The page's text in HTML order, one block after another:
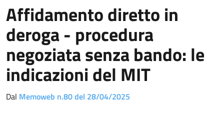
Affidamento diretto in
deroga - procedura
negoziata senza bando: le
indicazioni del MIT
Dal Memoweb n.80 del 28/04/2025